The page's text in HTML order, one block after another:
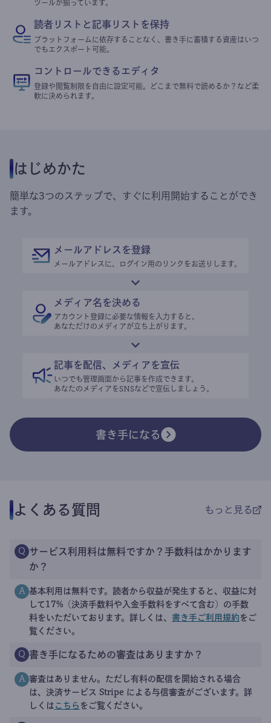
ツールが揃っています。
読者リストと記事リストを保持
プラットフォームに依存することなく、書き手に蓄積する資産はいつ
でもエクスポート可能。
コントロールできるエディタ
登録や閲覧制限を自由に設定可能。どこまで無料で読めるか？など柔
軟に決められます。
はじめかた
簡単な3つのステップで、すぐに利用開始することができ
ます。
メールアドレスを登録
メールアドレスに、ログイン用のリンクをお送りします。
メディア名を決める
アカウント登録に必要な情報を入力すると、
あなただけのメディアが立ち上がります。
記事を配信、メディアを宣伝
いつでも管理画面から記事を作成できます。
あなたのメディアをSNSなどで宣伝しましょう。
書き手になる
よくある質問 もっと見る
Q サービス利用料は無料ですか？手数料はかかります
か？
A 基本利用は無料です。読者から収益が発生すると、収益に対
して17%（決済手数料や入金手数料をすべて含む）の手数
料をいただいております。詳しくは、 書き手ご利用規約 をご
覧ください。
Q 書き手になるための審査はありますか？
A 審査はありません。ただし有料の配信を開始される場合
は、決済サービス Stripe による与信審査がございます。詳
しくは こちら をご覧ください。